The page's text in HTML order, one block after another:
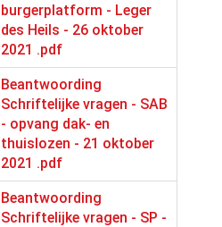
burgerplatform - Leger
des Heils - 26 oktober
2021 .pdf
Beantwoording
Schriftelijke vragen - SAB
- opvang dak- en
thuislozen - 21 oktober
2021 .pdf
Beantwoording
Schriftelijke vragen - SP -